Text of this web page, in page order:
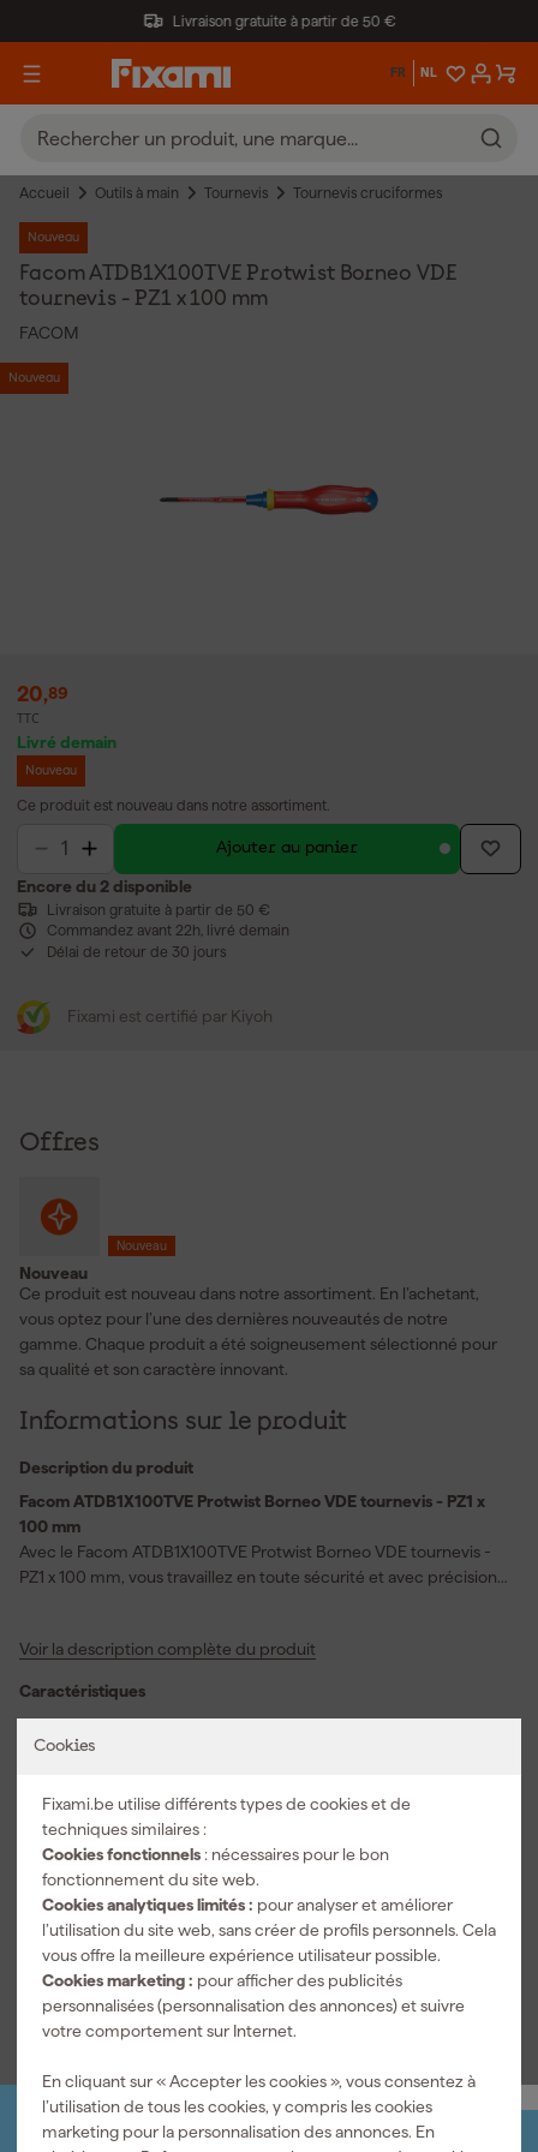
Livraison gratuite à partir de 50 €
FR NL
Accueil Outils à main Tournevis Tournevis cruciformes
Cookies
Fixami.be utilise différents types de cookies et de
techniques similaires :
Cookies fonctionnels : nécessaires pour le bon
fonctionnement du site web.
Cookies analytiques limités : pour analyser et améliorer
l’utilisation du site web, sans créer de profils personnels. Cela
vous offre la meilleure expérience utilisateur possible.
Cookies marketing : pour afficher des publicités
personnalisées (personnalisation des annonces) et suivre
votre comportement sur Internet.
En cliquant sur « Accepter les cookies », vous consentez à
l’utilisation de tous les cookies, y compris les cookies
marketing pour la personnalisation des annonces. En
Nouveau
Facom ATDB1X100TVE Protwist Borneo VDE
tournevis - PZ1 x 100 mm
FACOM
Nouveau
20,89
TTC
Livré demain
Nouveau
Ce produit est nouveau dans notre assortiment.
Ajouter au panier
Encore du 2 disponible
Livraison gratuite à partir de 50 €
Commandez avant 22h, livré demain
Délai de retour de 30 jours
Fixami est certifié par Kiyoh
Offres
Nouveau
Nouveau
Ce produit est nouveau dans notre assortiment. En l’achetant,
vous optez pour l’une des dernières nouveautés de notre
gamme. Chaque produit a été soigneusement sélectionné pour
sa qualité et son caractère innovant.
Informations sur le produit
Description du produit
Facom ATDB1X100TVE Protwist Borneo VDE tournevis - PZ1 x
100 mm
Avec le Facom ATDB1X100TVE Protwist Borneo VDE tournevis -
PZ1 x 100 mm, vous travaillez en toute sécurité et avec précision
vous puissiez compter sur une isolation conforme à la norme IEC
volts et la pointe PZ1 s'engage fermement dans les vis Pozidriv. La
une bonne prise lors des travaux de montage dans un coffret de
chocs, à l'usure et aux produits chimiques, ce qui vous permet de
continuer efficacement lors de travaux d'installation intensifs.
Grâce à la longueur de lame de 100 mm, vous atteignez les vis
proprement sans faire levier inutilement. Ce tournevis isolé
convient parfaitement aux électriciens et aux bricoleurs qui
recherchent un tournevis VDE pour un vissage fiable à proximité
de parties sous tension.
Voir la description complète du produit
Caractéristiques
Taille du tournevis
Type de tournevis
Informations techniques
EAN
3662424096129
Voir toutes les caractéristiques
Organisez-le vous-même